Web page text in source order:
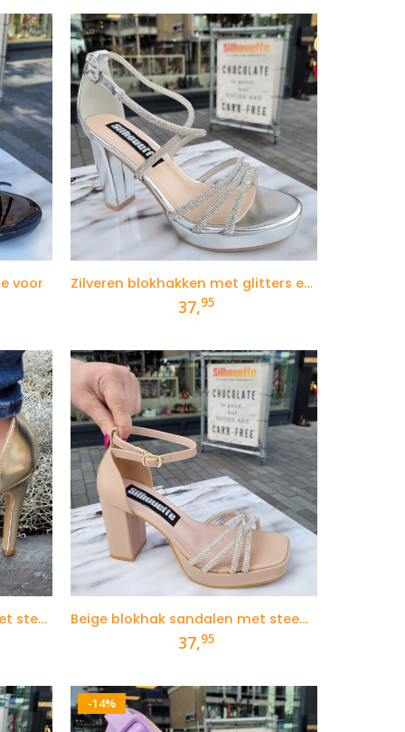
voor Zilveren blokhakken met glitters en plateautje
37,95
Gouden open schoentjes met steentjes en naaldhak Beige blokhak sandalen met steentjes
37,95
-14%